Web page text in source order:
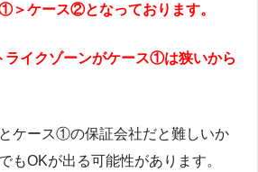
＞ケース②となっております。
ライクゾーンがケース①は狭いから
ケース①の保証会社だと難しいか
もOKが出る可能性があります。